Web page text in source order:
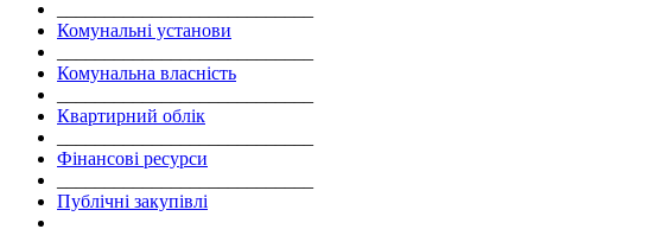
Комунальні установи
Комунальна власність
Квартирний облік
Фінансові ресурси
Публічні закупівлі